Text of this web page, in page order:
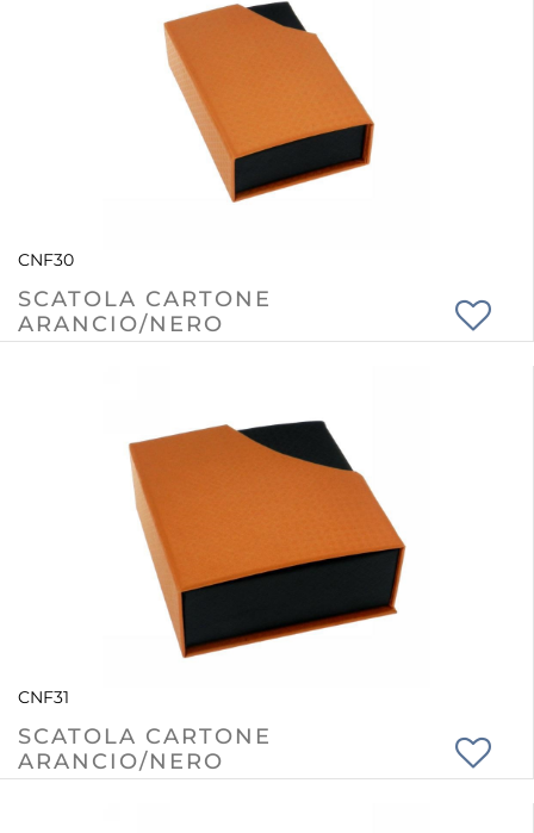
CNF30
SCATOLA CARTONE
ARANCIO/NERO
CNF31
SCATOLA CARTONE
ARANCIO/NERO